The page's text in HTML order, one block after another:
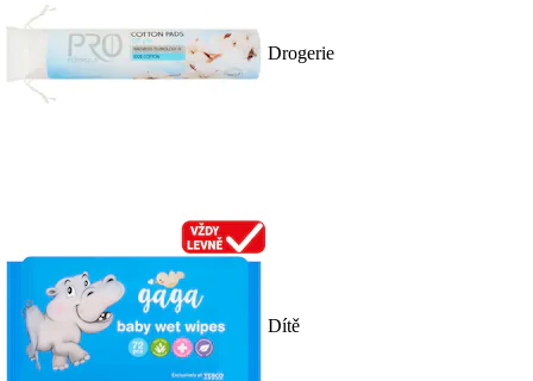
Drogerie
Dítě